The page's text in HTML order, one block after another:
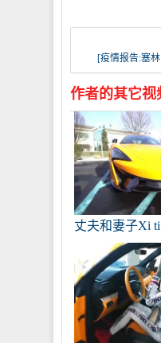
[疫情报告:塞
作者的其它视
丈夫和妻子Xi
轮570S，拉下
这是惊人的。